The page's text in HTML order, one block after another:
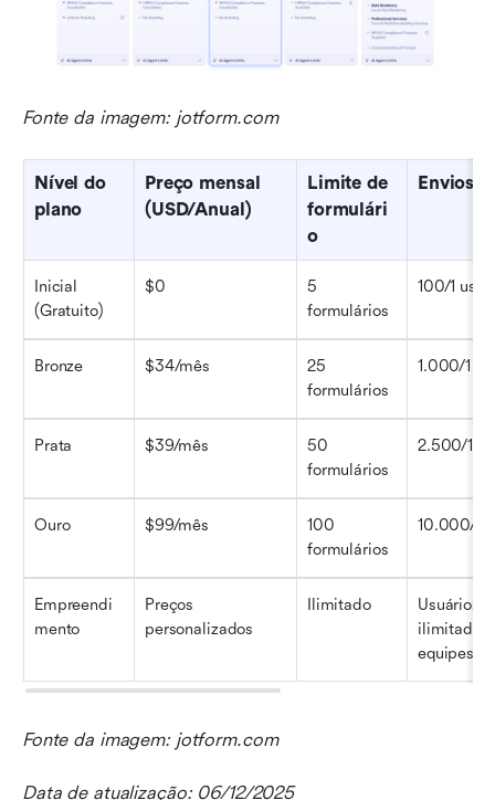
Fonte da imagem: jotform.com
Nível do
plano
Preço mensal
(USD/Anual)
Limite de
formulári
o
Envios
Inicial
(Gratuito)
$0
5
formulários
100/1
Bronze $34/mês
25
formulários
1.000/1
Prata $39/mês
50
formulários
2.500/1
Ouro $99/mês
100
formulários
10.000/1
Empreendi
mento
Preços
personalizados
Ilimitado
Usuários
equipes/
Fonte da imagem: jotform.com
Data de atualização: 06/12/2025